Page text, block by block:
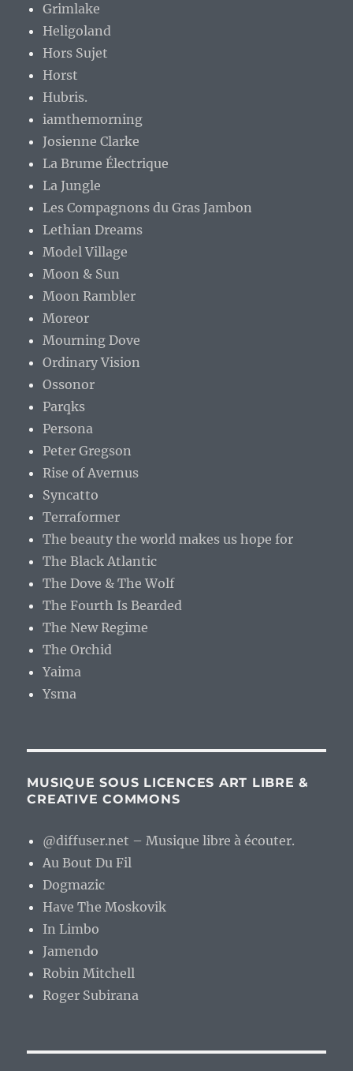
Grimlake
Heligoland
Hors Sujet
Horst
Hubris.
iamthemorning
Josienne Clarke
La Brume Électrique
La Jungle
Les Compagnons du Gras Jambon
Lethian Dreams
Model Village
Moon & Sun
Moon Rambler
Moreor
Mourning Dove
Ordinary Vision
Ossonor
Parqks
Persona
Peter Gregson
Rise of Avernus
Syncatto
Terraformer
The beauty the world makes us hope for
The Black Atlantic
The Dove & The Wolf
The Fourth Is Bearded
The New Regime
The Orchid
Yaima
Ysma
MUSIQUE SOUS LICENCES ART LIBRE &
CREATIVE COMMONS
@diffuser.net – Musique libre à écouter.
Au Bout Du Fil
Dogmazic
Have The Moskovik
In Limbo
Jamendo
Robin Mitchell
Roger Subirana